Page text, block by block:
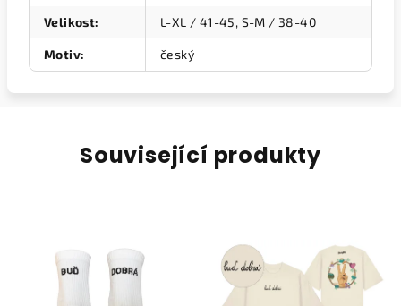
Velikost: L-XL / 41-45, S-M / 38-40
Motiv: český
Související produkty